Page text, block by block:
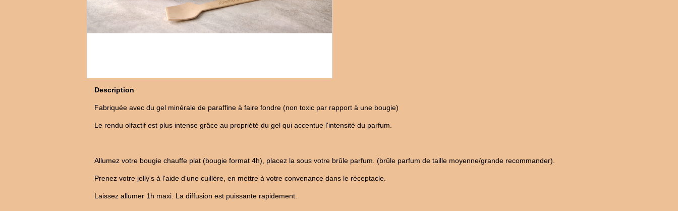
Description
Fabriquée avec du gel minérale de paraffine à faire fondre (non toxic par rapport à une bougie)
Le rendu olfactif est plus intense grâce au propriété du gel qui accentue l'intensité du parfum.
Allumez votre bougie chauffe plat (bougie format 4h), placez la sous votre brûle parfum. (brûle parfum de taille moyenne/grande recommander).
Prenez votre jelly's à l'aide d'une cuillère, en mettre à votre convenance dans le réceptacle.
Laissez allumer 1h maxi. La diffusion est puissante rapidement.